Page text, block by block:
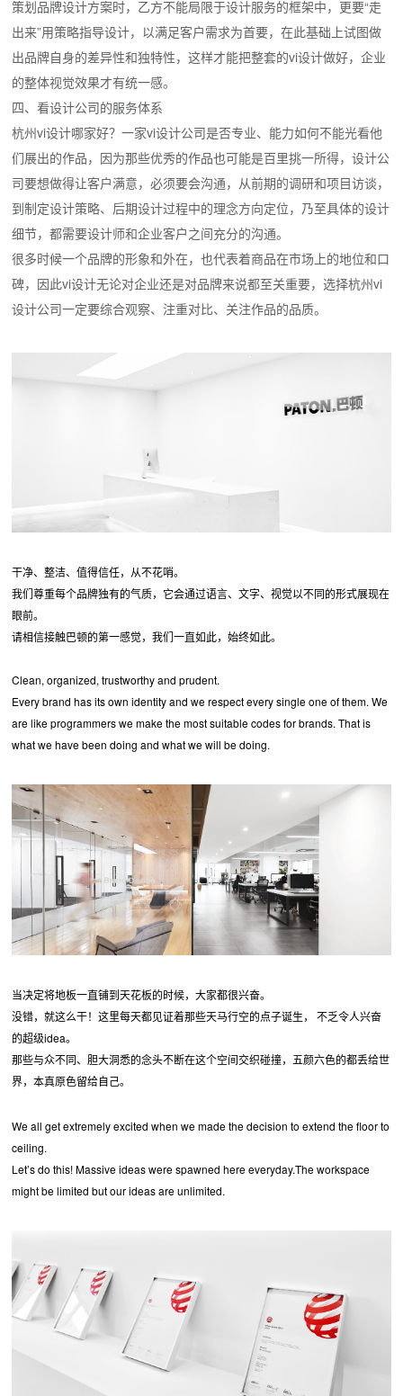
策划品牌设计方案时，乙方不能局限于设计服务的框架中，更要“走
出来”用策略指导设计，以满足客户需求为首要，在此基础上试图做
出品牌自身的差异性和独特性，这样才能把整套的vi设计做好，企业
的整体视觉效果才有统一感。
四、看设计公司的服务体系
杭州vi设计哪家好？一家vi设计公司是否专业、能力如何不能光看他
们展出的作品，因为那些优秀的作品也可能是百里挑一所得，设计公
司要想做得让客户满意，必须要会沟通，从前期的调研和项目访谈，
到制定设计策略、后期设计过程中的理念方向定位，乃至具体的设计
细节，都需要设计师和企业客户之间充分的沟通。
很多时候一个品牌的形象和外在，也代表着商品在市场上的地位和口
碑，因此vi设计无论对企业还是对品牌来说都至关重要，选择杭州vi
设计公司一定要综合观察、注重对比、关注作品的品质。
干净、整洁、值得信任，从不花哨。
我们尊重每个品牌独有的气质，它会通过语言、文字、视觉以不同的形式展现在
眼前。
请相信接触巴顿的第一感觉，我们一直如此，始终如此。
Clean, organized, trustworthy and prudent.
Every brand has its own identity and we respect every single one of them. We
are like programmers we make the most suitable codes for brands. That is
what we have been doing and what we will be doing.
当决定将地板一直铺到天花板的时候，大家都很兴奋。
没错，就这么干！这里每天都见证着那些天马行空的点子诞生， 不乏令人兴奋
的超级idea。
那些与众不同、胆大洞悉的念头不断在这个空间交织碰撞，五颜六色的都丢给世
界，本真原色留给自己。
We all get extremely excited when we made the decision to extend the floor to
ceiling.
Let’s do this! Massive ideas were spawned here everyday.The workspace
might be limited but our ideas are unlimited.